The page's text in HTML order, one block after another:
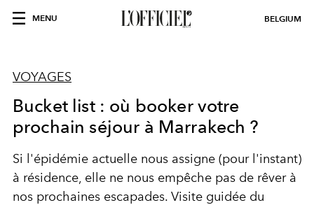
MENU BELGIUM
VOYAGES
Bucket list : où booker votre
prochain séjour à Marrakech ?
Si l'épidémie actuelle nous assigne (pour l'instant)
à résidence, elle ne nous empêche pas de rêver à
nos prochaines escapades. Visite guidée du